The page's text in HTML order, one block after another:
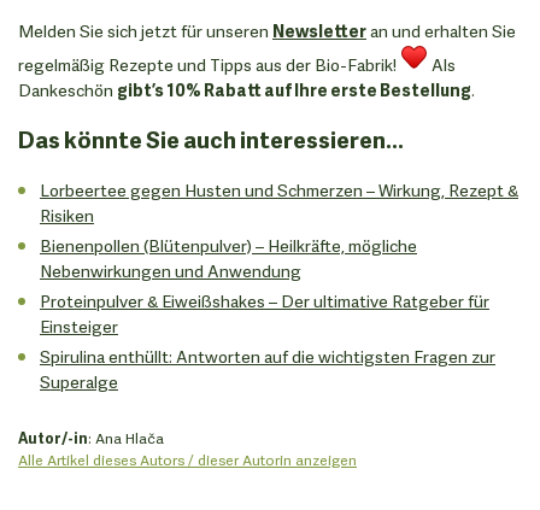
Melden Sie sich jetzt für unseren Newsletteran und erhalten Sie
regelmäßig Rezepte und Tipps aus der Bio-Fabrik!
Als
Dankeschön gibt’s 10% Rabatt auf Ihre erste Bestellung.
Das könnte Sie auch interessieren...
Lorbeertee gegen Husten und Schmerzen – Wirkung, Rezept &
Risiken
Bienenpollen (Blütenpulver) – Heilkräfte, mögliche
Nebenwirkungen und Anwendung
Proteinpulver & Eiweißshakes – Der ultimative Ratgeber für
Einsteiger
Spirulina enthüllt: Antworten auf die wichtigsten Fragen zur
Superalge
Autor/-in: Ana Hlača
Alle Artikel dieses Autors / dieser Autorin anzeigen